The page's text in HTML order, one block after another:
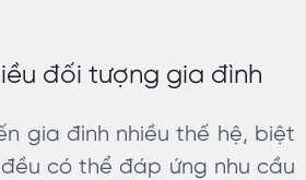
đối tượng gia đình
gia đình nhiều thế hệ, biệt
có thể đáp ứng nhu cầu